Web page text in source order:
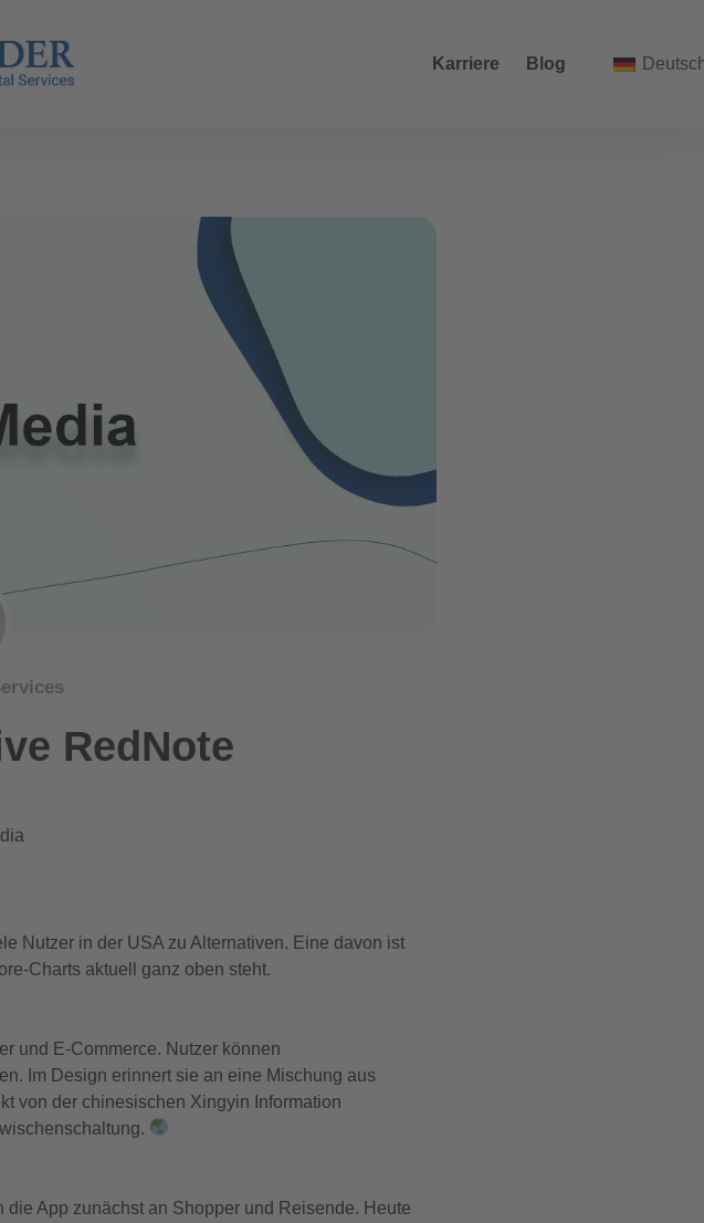
Karriere Blog
RedNote
Nutzer in der USA zu Alternativen. Eine davon ist
Charts aktuell ganz oben steht.
und E-Commerce. Nutzer können
Im Design erinnert sie an eine Mischung aus
von der chinesischen Xingyin Information
App zunächst an Shopper und Reisende. Heute